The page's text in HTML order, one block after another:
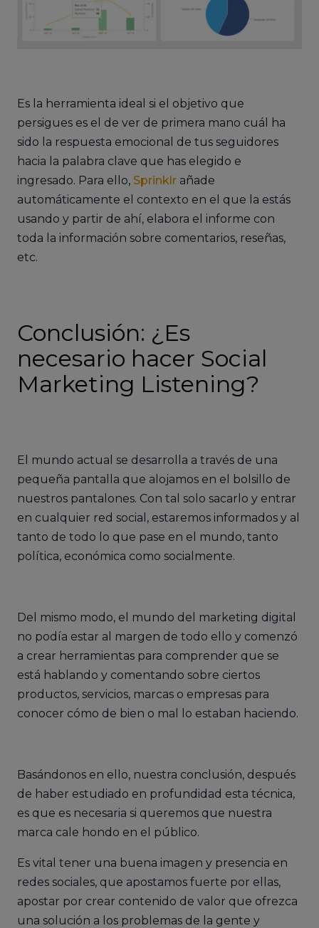
Es la herramienta ideal si el objetivo que
persigues es el de ver de primera mano cuál ha
sido la respuesta emocional de tus seguidores
hacia la palabra clave que has elegido e
ingresado. Para ello, Sprinklr añade
automáticamente el contexto en el que la estás
usando y partir de ahí, elabora el informe con
toda la información sobre comentarios, reseñas,
etc.
Conclusión: ¿Es
necesario hacer Social
Marketing Listening?
El mundo actual se desarrolla a través de una
pequeña pantalla que alojamos en el bolsillo de
nuestros pantalones. Con tal solo sacarlo y entrar
en cualquier red social, estaremos informados y al
tanto de todo lo que pase en el mundo, tanto
política, económica como socialmente.
Del mismo modo, el mundo del marketing digital
no podía estar al margen de todo ello y comenzó
a crear herramientas para comprender que se
está hablando y comentando sobre ciertos
productos, servicios, marcas o empresas para
conocer cómo de bien o mal lo estaban haciendo.
Basándonos en ello, nuestra conclusión, después
de haber estudiado en profundidad esta técnica,
es que es necesaria si queremos que nuestra
marca cale hondo en el público.
Es vital tener una buena imagen y presencia en
redes sociales, que apostamos fuerte por ellas,
apostar por crear contenido de valor que ofrezca
una solución a los problemas de la gente y